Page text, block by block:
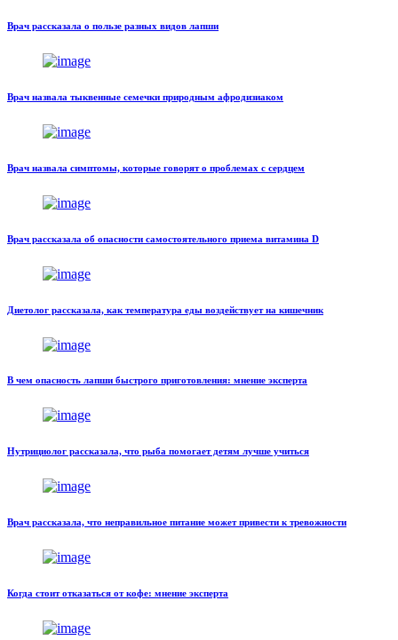
Врач рассказала о пользе разных видов лапши
Врач назвала тыквенные семечки природным афродизиаком
Врач назвала симптомы, которые говорят о проблемах с сердцем
Врач рассказала об опасности самостоятельного приема витамина D
Диетолог рассказала, как температура еды воздействует на кишечник
В чем опасность лапши быстрого приготовления: мнение эксперта
Нутрициолог рассказала, что рыба помогает детям лучше учиться
Врач рассказала, что неправильное питание может привести к тревожности
Когда стоит отказаться от кофе: мнение эксперта